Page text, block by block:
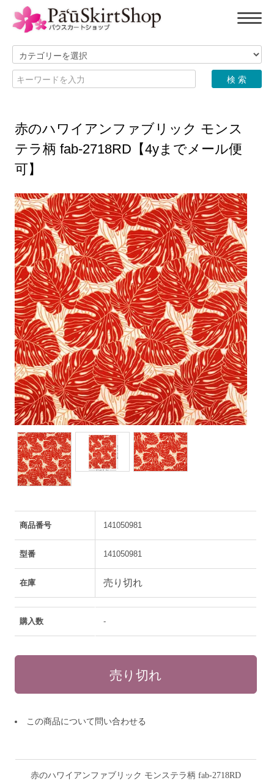
赤のハワイアンファブリック モンス
テラ柄 fab-2718RD【4yまでメール便
可】
商品番号 141050981
型番 141050981
在庫 売り切れ
購入数 -
この商品について問い合わせる
赤のハワイアンファブリック モンステラ柄 fab-2718RD